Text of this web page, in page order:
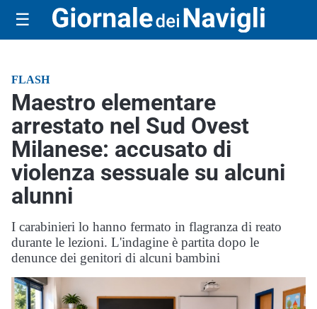
☰
FLASH
Maestro elementare
arrestato nel Sud Ovest
Milanese: accusato di
violenza sessuale su alcuni
alunni
I carabinieri lo hanno fermato in flagranza di reato
durante le lezioni. L'indagine è partita dopo le
denunce dei genitori di alcuni bambini